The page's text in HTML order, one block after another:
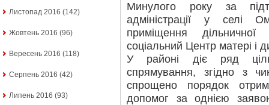
Листопад 2016 (142)
Жовтень 2016 (96)
Вересень 2016 (118)
Серпень 2016 (42)
Липень 2016 (93)
Минулого року за
адміністрації у селі
приміщення дільничної
соціальний Центр матері і
У районі діє ряд
спрямування, згідно з
спрощено порядок
допомог за однією